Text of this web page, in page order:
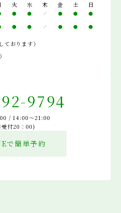
火 水 木 金 土
日
おります）
9794
/ 14:00～21:00
受付20：00)
で簡単予約